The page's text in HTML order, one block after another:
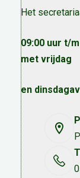
Het
09:00 uur t/
met vrijdag
en